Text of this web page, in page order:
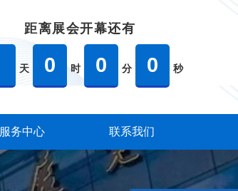
距离展会开幕还有
天 0 时 0 分 0 秒
服务中心 联系我们